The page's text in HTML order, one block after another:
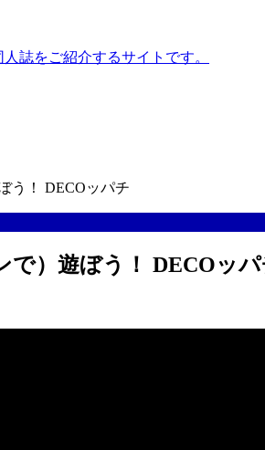
誌をご紹介するサイトです。
う！ DECOッパチ
）遊ぼう！ DECOッパ